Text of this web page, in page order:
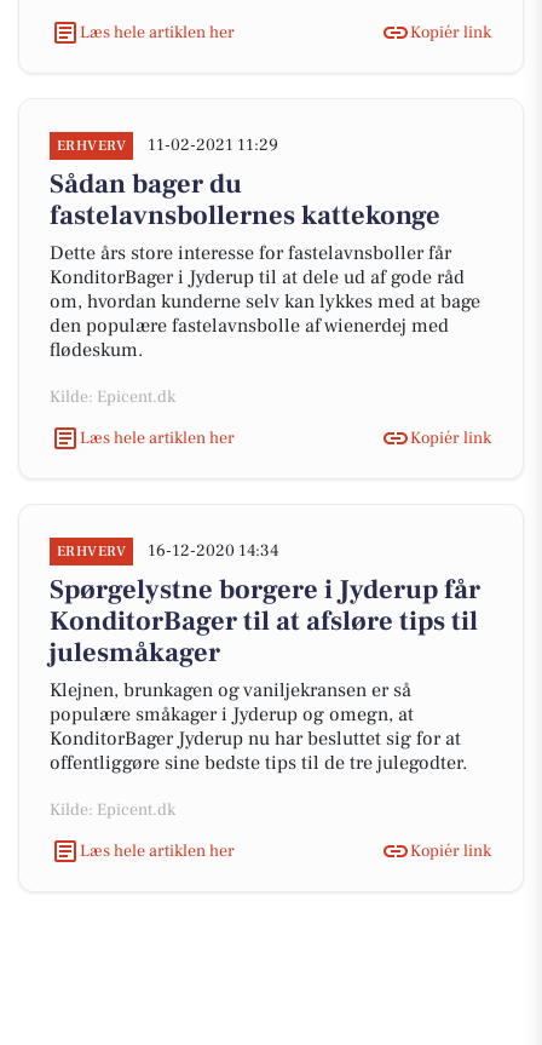
Læs hele artiklen her
Kopiér link
ERHVERV 11-02-2021 11:29
Sådan bager du
fastelavnsbollernes kattekonge
Dette års store interesse for fastelavnsboller får
KonditorBager i Jyderup til at dele ud af gode råd
om, hvordan kunderne selv kan lykkes med at bage
den populære fastelavnsbolle af wienerdej med
flødeskum.
Kilde: Epicent.dk
Læs hele artiklen her
Kopiér link
ERHVERV 16-12-2020 14:34
Spørgelystne borgere i Jyderup får
KonditorBager til at afsløre tips til
julesmåkager
Klejnen, brunkagen og vaniljekransen er så
populære småkager i Jyderup og omegn, at
KonditorBager Jyderup nu har besluttet sig for at
offentliggøre sine bedste tips til de tre julegodter.
Kilde: Epicent.dk
Læs hele artiklen her
Kopiér link